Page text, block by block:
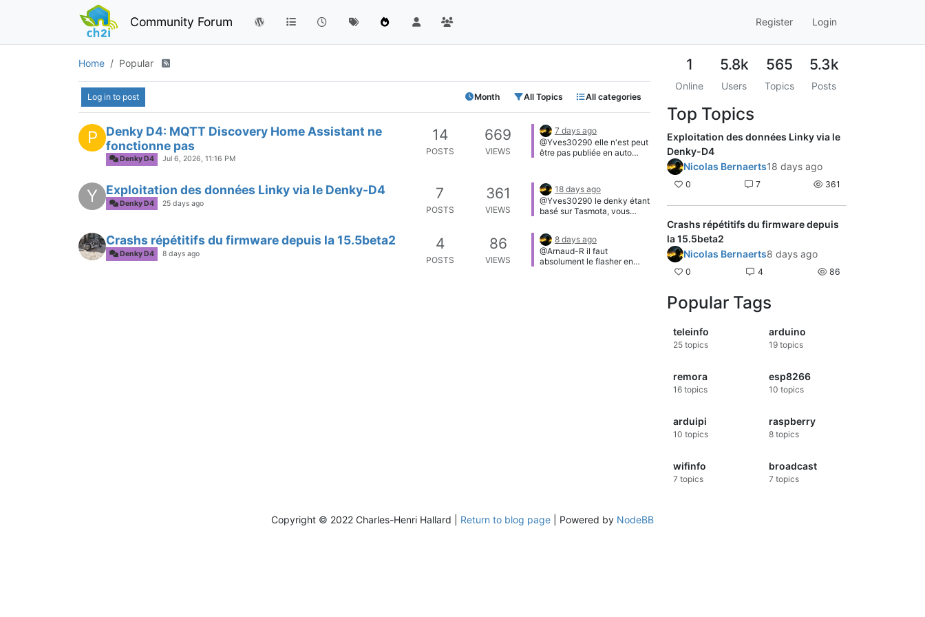
Community Forum Register Login
Home Popular
Log in to post Month All Topics All categories
P
Denky D4: MQTT Discovery Home Assistant ne
fonctionne pas
Denky D4 Jul 6, 2026, 11:16 PM
14
POSTS
669
VIEWS
7 days ago
@Yves30290 elle n'est peut
être pas publiée en auto
l'ajouter.
Y Exploitation des données Linky via le Denky-D4
Denky D4 25 days ago
7
POSTS
361
VIEWS
18 days ago
@Yves30290 le denky étant
basé sur Tasmota, vous
vous connectant en http sur
le device. Avec mon fork, la
majorité de paramètres
peuvent être configurés via
Crashs répétitifs du firmware depuis la 15.5beta2
Denky D4 8 days ago
4
POSTS
86
VIEWS
8 days ago
@Arnaud-R il faut
absolument le flasher en
1
Online
5.8k
Users
565
Topics
5.3k
Posts
Top Topics
Exploitation des données Linky via le
Denky-D4
Nicolas Bernaerts18 days ago
0 7 361
Crashs répétitifs du firmware depuis
la 15.5beta2
Nicolas Bernaerts8 days ago
0 4 86
Popular Tags
teleinfo
25 topics
arduino
19topics
remora
16 topics
esp8266
10 topics
arduipi
10 topics
raspberry
8topics
wifinfo
7 topics
broadcast
7 topics
Copyright © 2022 Charles-Henri Hallard | Return to blog page | Powered by NodeBB